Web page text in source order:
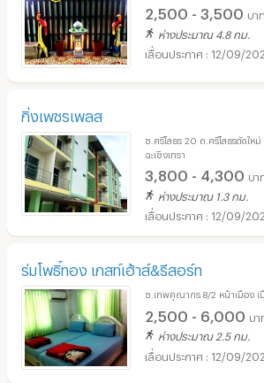
2,500 - 3,500 บา
ห่างประมาณ 4.8 กม.
12/09/
กิ่งเพชรเพลส
ซ.ศรีโสธร 20 ถ.ศรีโสธรตัดใหม่
ฉะเชิงเทรา
3,800 - 4,300 บา
ห่างประมาณ 1.3 กม.
12/09/
ร่มโพธิ์ทอง เกสท์เฮ้าส์&รีสอร์ท
ซ.เทพคุณากร 8/2 หน้าเมือง เมื
2,500 - 6,000 บา
ห่างประมาณ 2.5 กม.
12/09/